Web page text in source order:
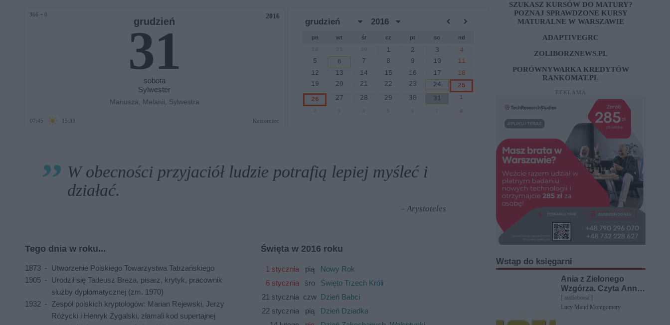
grudzień
31
sobota
Sylwester
Mariusza, Melanii, Sylwestra
366 + 0 2016
07:45 ☀ 15:33 Koziorożec
pn wt śr cz pt so
nd
1 2 3
4
5
6 7 8 9 10
11
12
13 14 15 16 17
18
19
20 21 22 23 24
25
26
27 28 29 30 31 1
8
W obecności przyjaciół ludzie potrafią lepiej myśleć i
działać.
– Arystoteles
Tego dnia w roku...
1873- Utworzenie Polskiego Towarzystwa Tatrzańskiego
1905- Urodził się Tadeusz Breza, pisarz, krytyk, pracownik
służby dyplomatycznej (zm. 1970)
1932 - Zespół polskich kryptologów: Marian Rejewski, Jerzy
Różycki i Henryk Zygalski, złamali kod supertajnej
Święta w 2016 roku
1 stycznia pią
Nowy Rok
6 stycznia
śro
Święto Trzech Króli
21 stycznia czw Dzień Babci
22 stycznia
pią
Dzień Dziadka
SZUKASZ KURSÓW DO MATURY?
POZNAJ SPRAWDZONE KURSY
MATURALNE W WARSZAWIE
ADAPTIVEGRC
ZOLIBORZNEWS.PL
PORÓWNYWARKA KREDYTÓW
RANKOMAT.PL
REKLAMA
Wstąp do księgarni
Ania z Zielonego
Wzgórza. Czyta Anna
Dereszowska
[ audiobook ]
Lucy Maud Montgomery